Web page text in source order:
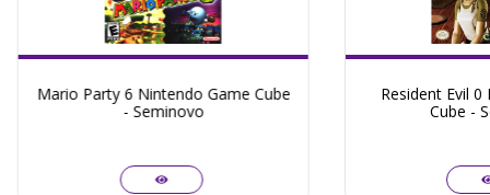
Mario Party 6 Nintendo Game Cube
- Seminovo
Resident Evil
Cube -